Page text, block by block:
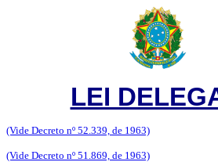
LEI
(Vide Decreto nº 52.339, de 1963)
(Vide Decreto nº 51.869, de 1963)